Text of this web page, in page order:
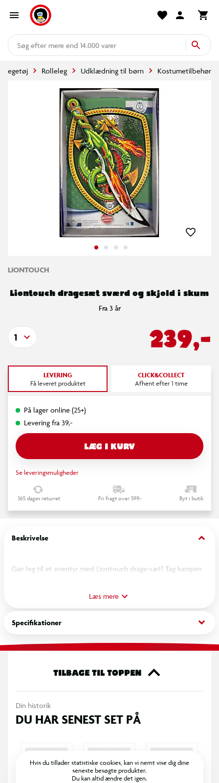
mere end 14.000 varer
Legetøj Rolleleg Udklædning til børn Kostumetilbehør
LIONTOUCH
Liontouch dragesæt sværd og skjold i skum
Fra 3 år
239,-
1
LEVERING
Få leveret produktet
CLICK&COLLECT
Afhent efter 1 time
På lager online (25+)
Levering fra 39,-
LÆG I KURV
Se leveringsmuligheder
365 dages returret Fri fragt over 599,- Byt i butik
Beskrivelse keyboard_arrow_down
Gør leg til et eventyr med Liontouch drage-sæt! Tag kampen
dragemotiv — inkl. sværd og skjold, perfekt til fantasifuld
rollespil og aktive lege for børn fra ca. 3 år. Skab magiske
øjeblikke fyldt med mod, fantasi og sjov!
Læs mere
Specifikationer keyboard_arrow_down
TILBAGE TIL TOPPEN
Din historik
DU HAR SENEST SET PÅ
Hvis du tillader statistiske cookies, kan vi nemt vise dig dine
seneste besøgte produkter.
Du kan altid ændre det igen.